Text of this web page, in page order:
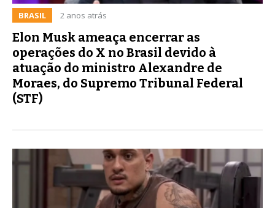
BRASIL 2 anos atrás
Elon Musk ameaça encerrar as
operações do X no Brasil devido à
atuação do ministro Alexandre de
Moraes, do Supremo Tribunal Federal
(STF)